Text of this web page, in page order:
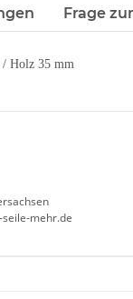
Frage
/ Holz 35 mm
mehr.de